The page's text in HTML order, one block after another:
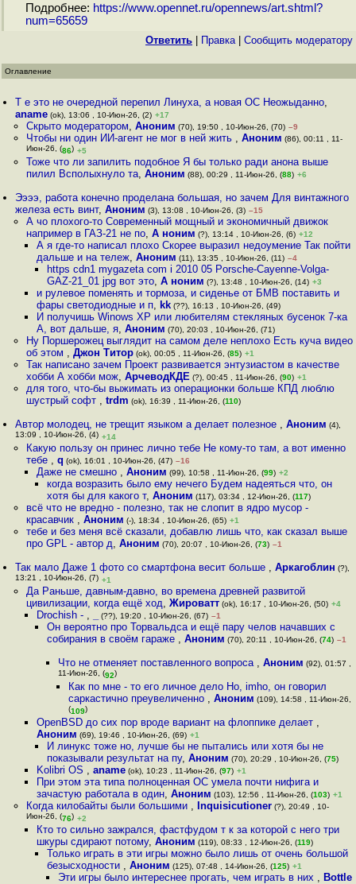
Подробнее: https://www.opennet.ru/opennews/art.shtml?
num=65659
Ответить Правка| Cообщить модератору
Оглавление
Т е это не очередной перепил Линуха, а новая ОС Неожыданно,
aname (ok), 13:06 , 10-Июн-26, (2) +17
Скрыто модератором, Аноним (70), 19:50 , 10-Июн-26, (70) –9
Чтобы ни один ИИ-агент не мог в ней жить , Аноним (86), 00:11 , 11-
Июн-26, (86) +5
Тоже что ли запилить подобное Я бы только ради анона выше
пилил Всполыхнуло та, Аноним (88), 00:29 , 11-Июн-26, (88) +6
Ээээ, работа конечно проделана большая, но зачем Для винтажного
железа есть винт,Аноним (3), 13:08 , 10-Июн-26, (3) –15
А чо плохого-то Современный мощный и экономичный движок
например в ГАЗ-21 не по, А ноним (?), 13:14 , 10-Июн-26, (6) +12
А я где-то написал плохо Скорее выразил недоумение Так пойти
дальше и на тележ, Аноним (11), 13:35 , 10-Июн-26, (11) –4
https cdn1 mygazeta com i 2010 05 Porsche-Cayenne-Volga-
GAZ-21_01 jpg вот это,А ноним (?), 13:48 , 10-Июн-26, (14) +3
и рулевое поменять и тормоза, и сиденье от БМВ поставить и
фары светодиодные и п, kk(??), 16:13 , 10-Июн-26, (49)
И получишь Winows XP или любителям стекляных бусенок 7-ка
А, вот дальше, я, Аноним (70), 20:03 , 10-Июн-26, (71)
Ну Поршерожец выглядит на самом деле неплохо Есть куча видео
об этом , Джон Титор(ok), 00:05 , 11-Июн-26, (85) +1
Так написано зачем Проект развивается энтузиастом в качестве
хобби А хобби мож, АрчеводКДЕ (?), 00:45 , 11-Июн-26, (90) +1
для того, что-бы выжимать из операционки больше КПД люблю
шустрый софт , trdm (ok), 16:39 , 11-Июн-26, (110)
Автор молодец, не трещит языком а делает полезное ,Аноним (4),
13:09 , 10-Июн-26, (4) +14
Какую пользу он принес лично тебе Не кому-то там, а вот именно
тебе , q (ok), 16:01 , 10-Июн-26, (47) –16
Даже не смешно , Аноним (99), 10:58 , 11-Июн-26, (99) +2
когда возразить было ему нечего Будем надеяться что, он
хотя бы для какого т,Аноним (117), 03:34 , 12-Июн-26, (117)
всё что не вредно - полезно, так не слопит в ядро мусор -
красавчик , Аноним (-), 18:34 , 10-Июн-26, (65) +1
тебе и без меня всё сказали, добавлю лишь что, как сказал выше
про GPL - автор д, Аноним (70), 20:07 , 10-Июн-26, (73) –1
Так мало Даже 1 фото со смартфона весит больше ,Аркагоблин (?),
13:21 , 10-Июн-26, (7) +1
Да Раньше, давным-давно, во времена древней развитой
цивилизации, когда ещё ход, Жироватт(ok), 16:17 , 10-Июн-26, (50) +4
Drochish - , (??), 19:20 , 10-Июн-26, (67) –1
Он вероятно про Торвальдса и ещё пару челов начавших с
собирания в своём гараже ,Аноним (70), 20:11 , 10-Июн-26, (74) –1
Что не отменяет поставленного вопроса , Аноним (92), 01:57 ,
11-Июн-26, (92)
Как по мне - то его личное дело Но, imho, он говорил
саркастично преувеличенно , Аноним (109), 14:58 , 11-Июн-26,
(109)
OpenBSD до сих пор вроде вариант на флоппике делает ,
Аноним (69), 19:46 , 10-Июн-26, (69) +1
И линукс тоже но, лучше бы не пытались или хотя бы не
показывали результат на пу,Аноним (70), 20:29 , 10-Июн-26, (75)
Kolibri OS , aname(ok), 10:23 , 11-Июн-26, (97) +1
При этом эта типа полноценная ОС умела почти нифига и
зачастую работала в один, Аноним (103), 12:56 , 11-Июн-26, (103) +1
Когда килобайты были большими , Inquisicutioner(?), 20:49 , 10-
Июн-26, (76) +2
Кто то сильно зажрался, фастфудом т к за которой с него три
шкуры сдирают потому, Аноним (119), 08:33 , 12-Июн-26, (119)
Только играть в эти игры можно было лишь от очень большой
безысходности ,Аноним (125), 07:48 , 14-Июн-26, (125) +1
Эти игры было интереснее прогать, чем играть в них , Bottle